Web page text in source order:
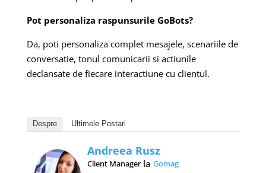
Pot personaliza raspunsurile GoBots?
Da, poti personaliza complet mesajele, scenariile de
conversatie, tonul comunicarii si actiunile
declansate de fiecare interactiune cu clientul.
Despre Ultimele Postari
Andreea Rusz
Client Managerla Gomag